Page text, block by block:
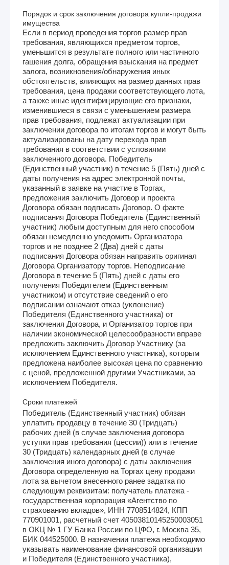
Порядок и срок заключения договора купли-продажи
имущества
Если в период проведения торгов размер прав
требования, являющихся предметом торгов,
уменьшится в результате полного или частичного
гашения долга, обращения взыскания на предмет
залога, возникновения/обнаружения иных
обстоятельств, влияющих на размер данных прав
требования, цена продажи соответствующего лота,
а также иные идентифицирующие его признаки,
изменившиеся в связи с уменьшением размера
прав требования, подлежат актуализации при
заключении договора по итогам торгов и могут быть
актуализированы на дату перехода прав
требования в соответствии с условиями
заключенного договора. Победитель
(Единственный участник) в течение 5 (Пять) дней с
даты получения на адрес электронной почты,
указанный в заявке на участие в Торгах,
предложения заключить Договор и проекта
Договора обязан подписать Договор. О факте
подписания Договора Победитель (Единственный
участник) любым доступным для него способом
обязан немедленно уведомить Организатора
торгов и не позднее 2 (Два) дней с даты
подписания Договора обязан направить оригинал
Договора Организатору торгов. Неподписание
Договора в течение 5 (Пять) дней с даты его
получения Победителем (Единственным
участником) и отсутствие сведений о его
подписании означают отказ (уклонение)
Победителя (Единственного участника) от
заключения Договора, и Организатор торгов при
наличии экономической целесообразности вправе
предложить заключить Договор Участнику (за
исключением Единственного участника), которым
предложена наиболее высокая цена по сравнению
с ценой, предложенной другими Участниками, за
исключением Победителя.
Сроки платежей
Победитель (Единственный участник) обязан
уплатить продавцу в течение 30 (Тридцать)
рабочих дней (в случае заключения договора
уступки прав требования (цессии)) или в течение
30 (Тридцать) календарных дней (в случае
заключения иного договора) с даты заключения
Договора определенную на Торгах цену продажи
лота за вычетом внесенного ранее задатка по
следующим реквизитам: получатель платежа -
государственная корпорация «Агентство по
страхованию вкладов», ИНН 7708514824, КПП
770901001, расчетный счет 40503810145250003051
в ОКЦ № 1 ГУ Банка России по ЦФО, г. Москва 35,
БИК 044525000. В назначении платежа необходимо
указывать наименование финансовой организации
и Победителя (Единственного участника),